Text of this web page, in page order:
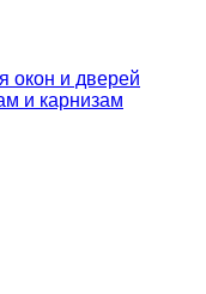
окон и дверей
и карнизам